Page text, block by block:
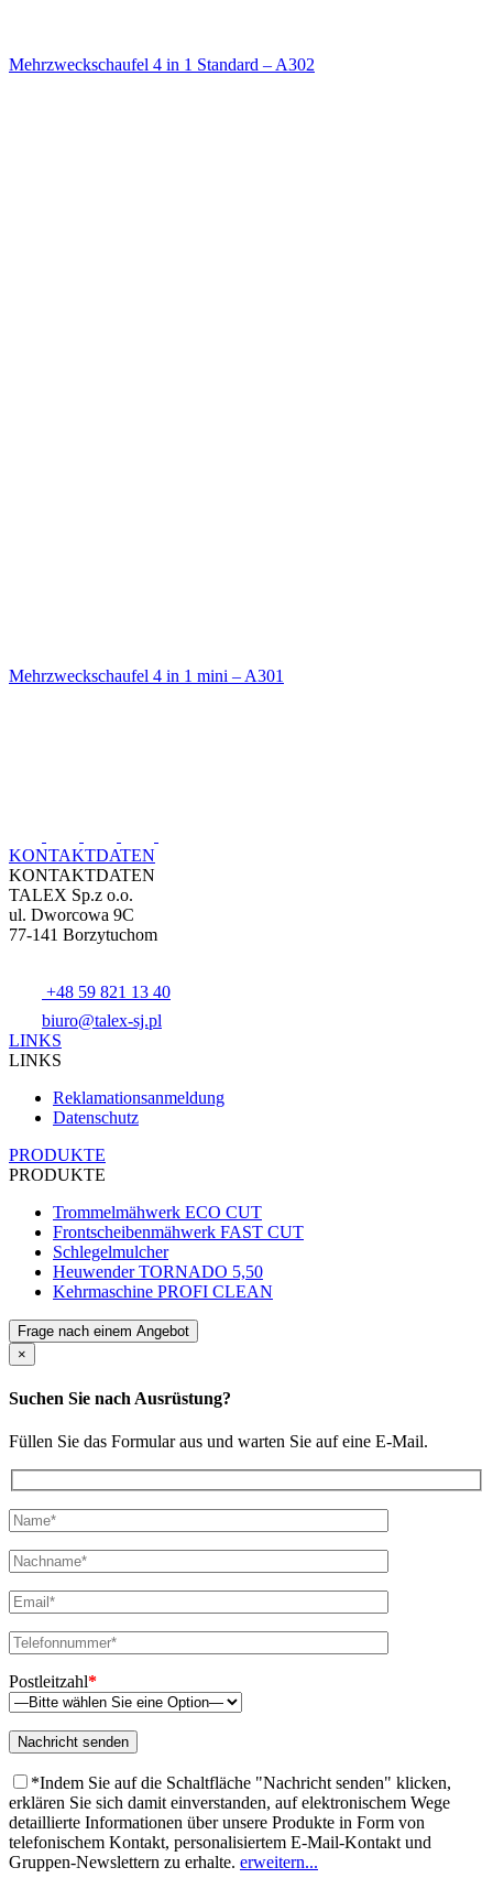
Mehrzweckschaufel 4 in 1 Standard – A302
Mehrzweckschaufel 4 in 1 mini – A301
KONTAKTDATEN
KONTAKTDATEN
TALEX Sp.z o.o.
ul. Dworcowa 9C
77-141 Borzytuchom
+48 59 821 13 40
biuro@talex-sj.pl
LINKS
LINKS
Reklamationsanmeldung
Datenschutz
PRODUKTE
PRODUKTE
Trommelmähwerk ECO CUT
Frontscheibenmähwerk FAST CUT
Schlegelmulcher
Heuwender TORNADO 5,50
Kehrmaschine PROFI CLEAN
Frage nach einem Angebot
×
Suchen Sie nach Ausrüstung?
Füllen Sie das Formular aus und warten Sie auf eine E-Mail.
Postleitzahl*
*Indem Sie auf die Schaltfläche "Nachricht senden" klicken,
erklären Sie sich damit einverstanden, auf elektronischem Wege
detaillierte Informationen über unsere Produkte in Form von
telefonischem Kontakt, personalisiertem E-Mail-Kontakt und
Gruppen-Newslettern zu erhalte. erweitern...